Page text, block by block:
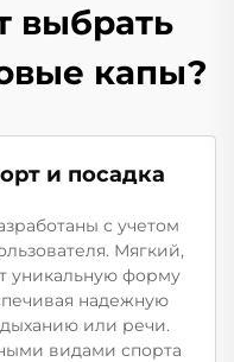
выбрать
капы?
и посадка
с учетом
Мягкий,
уникальную форму
надежную
или речи.
видами спорта